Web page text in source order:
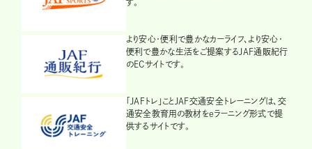
す。
より安心・便利で豊かなカーライフ、より安心・
便利で豊かな生活をご提案するJAF通販紀行
のECサイトです。
「JAFトレ」ことJAF交通安全トレーニングは、交
通安全教育用の教材をeラーニング形式で提
供するサイトです。